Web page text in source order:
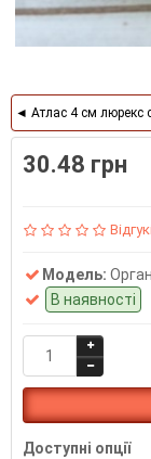
Атлас 4 см люрекс
30.48 грн
Модель:
В наявності
Доступні опції